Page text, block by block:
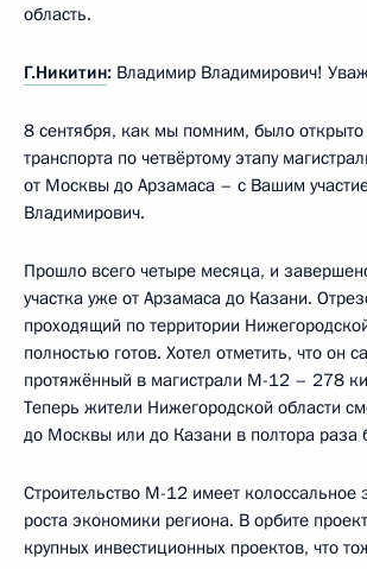
область.
Г.Никитин: Владимир Владимирович!
8 сентября, как мы помним, было
транспорта по четвёртому этапу
от Москвы до Арзамаса – с Вашим
Владимирович.
Прошло всего четыре месяца, и
участка уже от Арзамаса до Казани.
проходящий по территории
полностью готов. Хотел отметить, что он
протяжённый в магистрали М-12 – 278
Теперь жители Нижегородской области
до Москвы или до Казани в полтора раза
Строительство М-12 имеет колоссальное
роста экономики региона. В орбите
крупных инвестиционных проектов, что